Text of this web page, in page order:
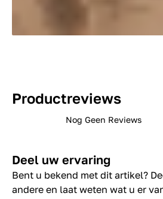
Productreviews
Nog Geen Reviews
Deel uw ervaring
Bent u bekend met dit artikel?
andere en laat weten wat u er